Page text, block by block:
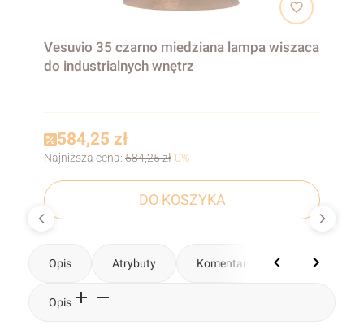
Vesuvio 35 czarno miedziana lampa wiszaca
do industrialnych wnętrz
584,25 zł
Najniższa cena: 584,25 zł-0%
DO KOSZYKA
Opis Atrybuty Komentarze
Opis